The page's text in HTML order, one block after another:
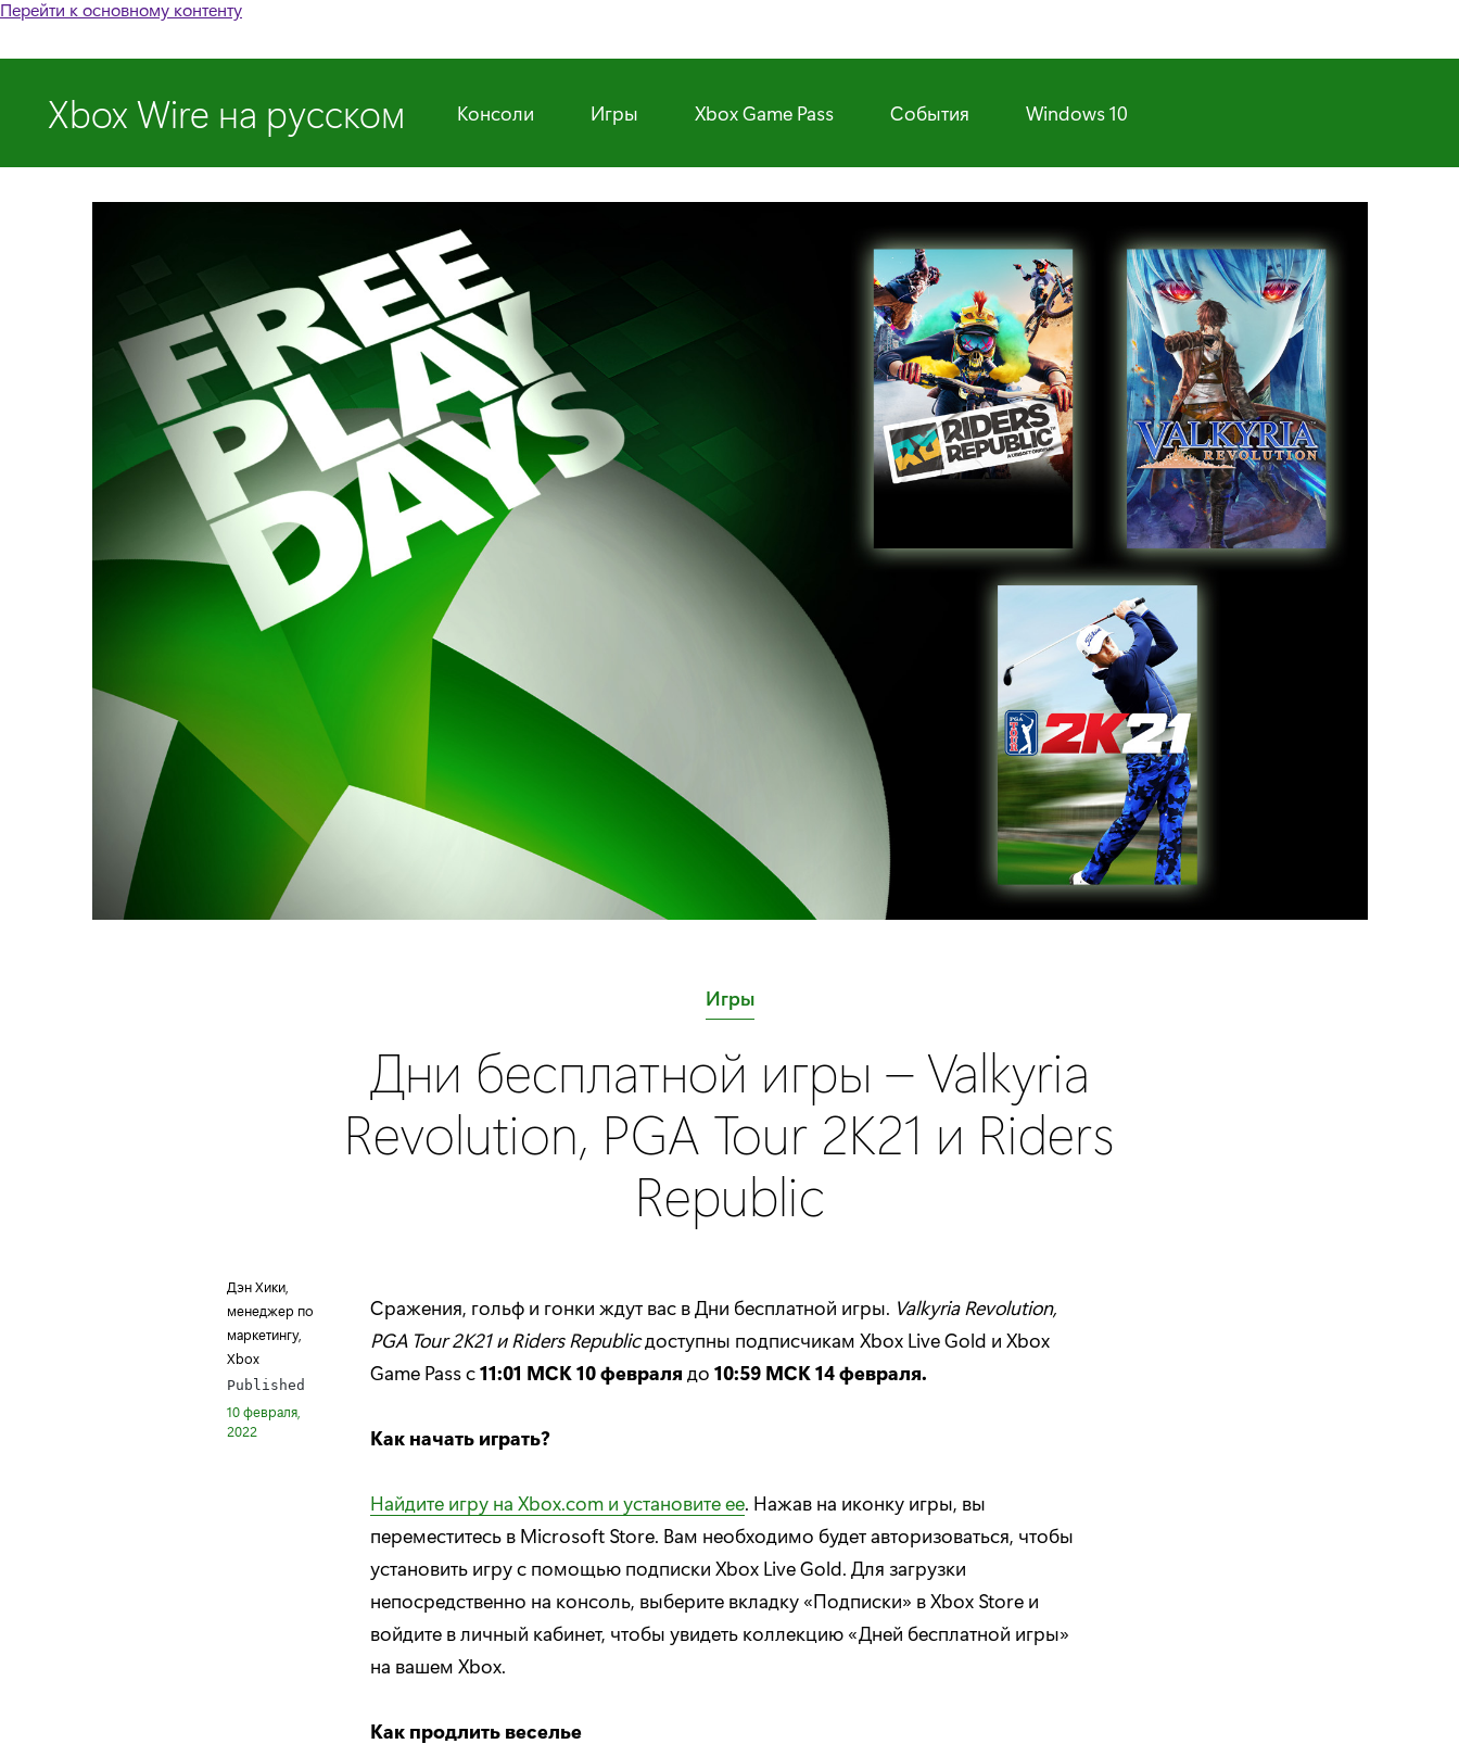
Перейти к основному контенту
Xbox Wire на русском Консоли Игры Xbox Game Pass События Windows 10
C
t
e
r
y
Игры
Дни бесплатной игры – Valkyria
Revolution, PGA Tour 2K21 и Riders
Republic
Дэн Хики,
менеджер по
маркетингу,
Xbox
Published
10 февраля,
2022
Сражения, гольф и гонки ждут вас в Дни бесплатной игры. Valkyria Revolution,
PGA Tour 2K21 и Riders Republicдоступны подписчикам Xbox Live Gold и Xbox
Game Pass с11:01 МСК 10 февраля до 10:59 МСК 14 февраля.
Как начать играть?
Найдите игру на Xbox.com и установите ее. Нажав на иконку игры, вы
переместитесь в Microsoft Store. Вам необходимо будет авторизоваться, чтобы
установить игру с помощью подписки Xbox Live Gold. Для загрузки
непосредственно на консоль, выберите вкладку «Подписки» в Xbox Store и
войдите в личный кабинет, чтобы увидеть коллекцию «Дней бесплатной игры»
на вашем Xbox.
Как продлить веселье